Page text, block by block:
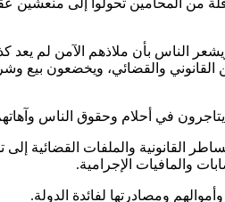
الناس بأن ملاذهم الآمن لم يعد
القانوني والقضائي، ويخضعون بيع
في أحلام وحقوق الناس
القانونية والملفات القضائية
والمافيات الإجرامية.
ومصادرتها لفائدة الدولة.